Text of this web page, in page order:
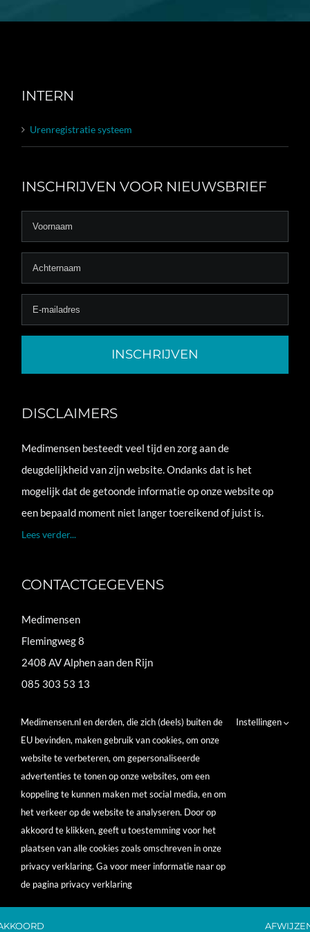
INTERN
Urenregistratie systeem
INSCHRIJVEN VOOR NIEUWSBRIEF
DISCLAIMERS
Medimensen besteedt veel tijd en zorg aan de
deugdelijkheid van zijn website. Ondanks dat is het
mogelijk dat de getoonde informatie op onze website op
een bepaald moment niet langer toereikend of juist is.
Lees verder...
CONTACTGEGEVENS
Medimensen
Flemingweg 8
2408 AV Alphen aan den Rijn
085 303 53 13
brenda@medimensen.nl
KvK: 65561236
BTW: NL856162619 B01
Medimensen.nl en derden, die zich (deels) buiten de
EU bevinden, maken gebruik van cookies, om onze
website te verbeteren, om gepersonaliseerde
advertenties te tonen op onze websites, om een
koppeling te kunnen maken met social media, en om
het verkeer op de website te analyseren. Door op
akkoord te klikken, geeft u toestemming voor het
plaatsen van alle cookies zoals omschreven in onze
privacy verklaring. Ga voor meer informatie naar op
de pagina privacy verklaring
Instellingen